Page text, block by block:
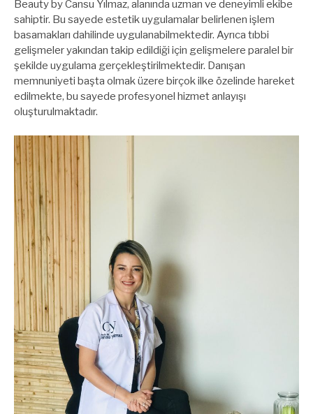
Beauty by Cansu Yılmaz, alanında uzman ve deneyimli ekibe
sahiptir. Bu sayede estetik uygulamalar belirlenen işlem
basamakları dahilinde uygulanabilmektedir. Ayrıca tıbbi
gelişmeler yakından takip edildiği için gelişmelere paralel bir
şekilde uygulama gerçekleştirilmektedir. Danışan
memnuniyeti başta olmak üzere birçok ilke özelinde hareket
edilmekte, bu sayede profesyonel hizmet anlayışı
oluşturulmaktadır.